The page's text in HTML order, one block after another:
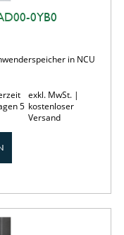
0YB0
in NCU
5
exkl. MwSt. |
kostenloser
Versand